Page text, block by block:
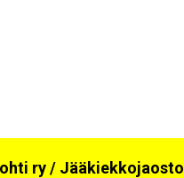
ry / Jääkiekkojaosto